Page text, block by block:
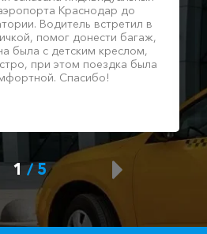
Краснодар до
Водитель встретил в
помог донести багаж,
была с детским креслом,
при этом поездка была
Спасибо!
1/ 5